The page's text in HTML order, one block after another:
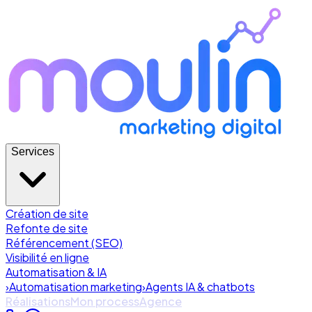
Services
Création de site
Refonte de site
Référencement (SEO)
Visibilité en ligne
Automatisation & IA
›Automatisation marketing›Agents IA & chatbots
RéalisationsMon processAgence